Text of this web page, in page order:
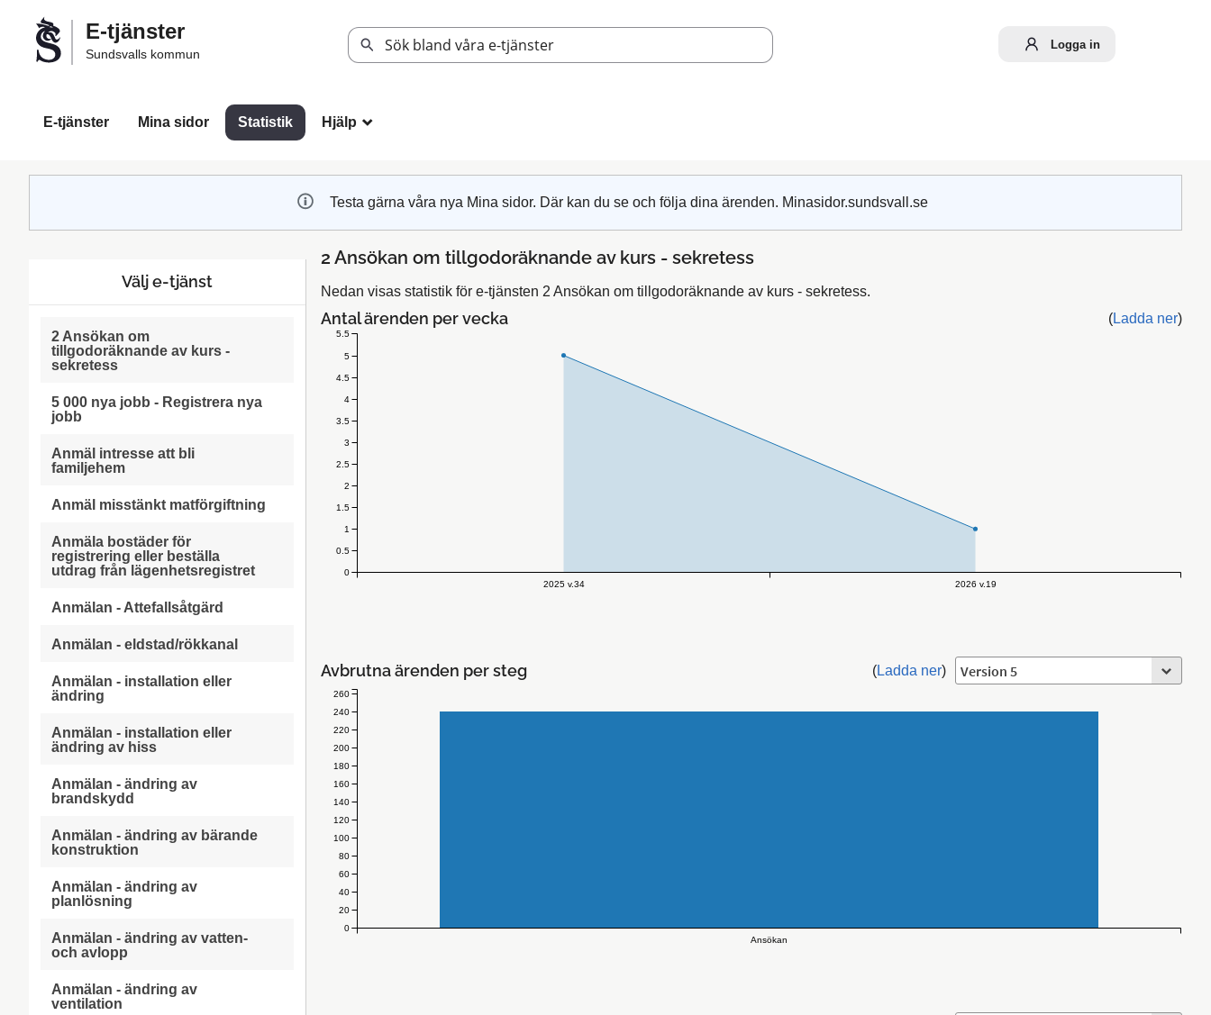
Välkommen
Sundsvalls
E-tjänster
Sundsvalls kommun
Logga in
E-tjänster Mina sidor Statistik Hjälp _
Testa gärna våra nya Mina sidor. Där kan du se och följa dina ärenden. Minasidor.sundsvall.se
Välj e-tjänst
2 Ansökan om
tillgodoräknande av kurs -
sekretess
5 000 nya jobb - Registrera nya
jobb
Anmäl intresse att bli
familjehem
Anmäl misstänkt matförgiftning
Anmäla bostäder för
registrering eller beställa
utdrag från lägenhetsregistret
Anmälan - Attefallsåtgärd
Anmälan - eldstad/rökkanal
Anmälan - installation eller
ändring
Anmälan - installation eller
ändring av hiss
Anmälan - ändring av
brandskydd
Anmälan - ändring av bärande
konstruktion
Anmälan - ändring av
planlösning
Anmälan - ändring av vatten-
och avlopp
Anmälan - ändring av
ventilation
2 Ansökan om tillgodoräknande av kurs - sekretess
Nedan visas statistik för e-tjänsten 2 Ansökan om tillgodoräknande av kurs - sekretess.
Antal ärenden per vecka (Ladda ner)
2025 v.34 2026 v.19
0
0.5
1
1.5
2
2.5
3
3.5
4
4.5
5
5.5
Avbrutna ärenden per steg (Ladda ner)
Ansökan
0
20
40
60
80
100
120
140
160
180
200
220
240
260